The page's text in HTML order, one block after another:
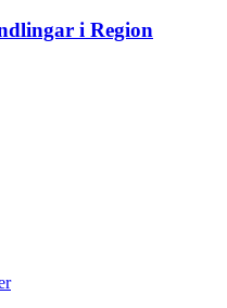
i Region